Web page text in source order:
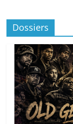
Dossiers